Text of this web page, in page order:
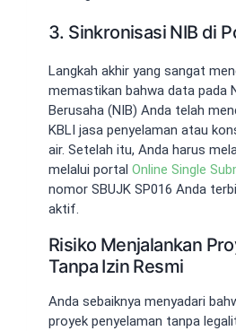
3. Sinkronisasi NIB di
Langkah akhir yang sangat
memastikan bahwa data pada
Berusaha (NIB) Anda telah
KBLI jasa penyelaman atau
air. Setelah itu, Anda harus
melalui portal Online Single
nomor SBUJK SP016 Anda
aktif.
Risiko Menjalankan
Tanpa Izin Resmi
Anda sebaiknya menyadari
proyek penyelaman tanpa